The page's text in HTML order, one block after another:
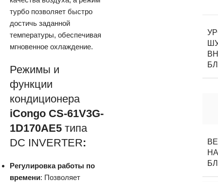
турбо позволяет быстро
достичь заданной
температуры, обеспечивая
мгновенное охлаждение.
Режимы и
функции
кондиционера
iCongo CS-61V3G-
1D170AE5 типа
DC INVERTER:
Регулировка работы по
времени: Позволяет